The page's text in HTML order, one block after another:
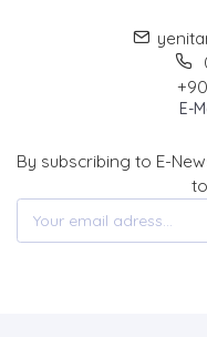
E-
By subscribing to E-